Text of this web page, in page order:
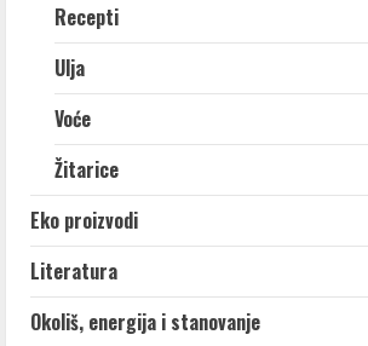
Recepti
Ulja
Voće
Žitarice
Eko proizvodi
Literatura
Okoliš, energija i stanovanje